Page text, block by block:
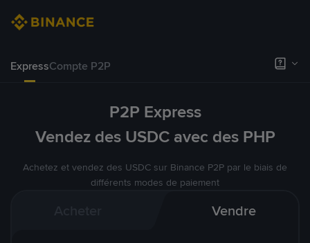
ExpressCompte P2P
P2P Express
Vendez des USDC avec des PHP
Achetez et vendez des USDC sur Binance P2P par le biais de
différents modes de paiement
Vendre